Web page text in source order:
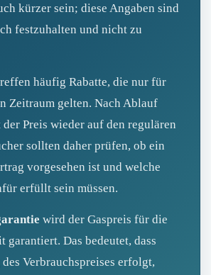
kürzer sein; diese Angaben sind
festzuhalten und nicht zu
häufig Rabatte, die nur für
Zeitraum gelten. Nach Ablauf
Preis wieder auf den regulären
sollten daher prüfen, ob ein
vorgesehen ist und welche
erfüllt sein müssen.
wird der Gaspreis für die
garantiert. Das bedeutet, dass
Verbrauchspreises erfolgt,